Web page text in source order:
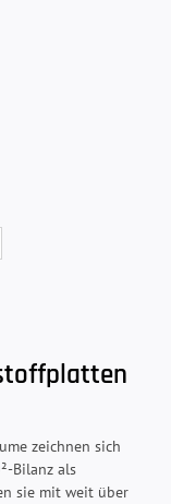
zeichnen sich
Bilanz als
sie mit weit über